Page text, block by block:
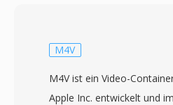
M4V
M4V ist ein Video-
Apple Inc. entwickelt und